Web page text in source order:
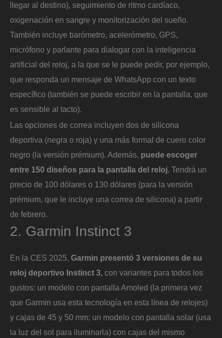
llegar al destino), seguimiento de ritmo cardíaco,
oxigenación en sangre y monitorización del sueño.
También incluye barómetro, acelerómetro, GPS,
micrófono y parlante para dialogar con la inteligencia
artificial del reloj, a la que se le puede pedir, por ejemplo,
que responda un mensaje de WhatsApp con un texto
específico (también se puede escribir en la pantalla, que
es sensible al tacto).
Las opciones de correa incluyen dos de silicona
deportiva (negra o roja) y una más formal de cuero color
negro (la versión prémium). Además, puede escoger
entre 150 diseños para la pantalla del reloj. Tendrá un
precio de 100 dólares o 130 dólares (para la versión
prémium, que le incluye una correa de silicona) a partir
de febrero.
2. Garmin Instinct 3
En la CES 2025, Garmin presentó 3 versiones de su
reloj deportivo Instinct 3, con variantes para todos los
gustos: un modelo con pantalla Amoled (la primera vez
que Garmin usa esta tecnología en esta línea de relojes)
y cajas de 45 y 50 mm; un modelo con pantalla solar (usa
la luz del sol para iluminarla) con cajas del mismo